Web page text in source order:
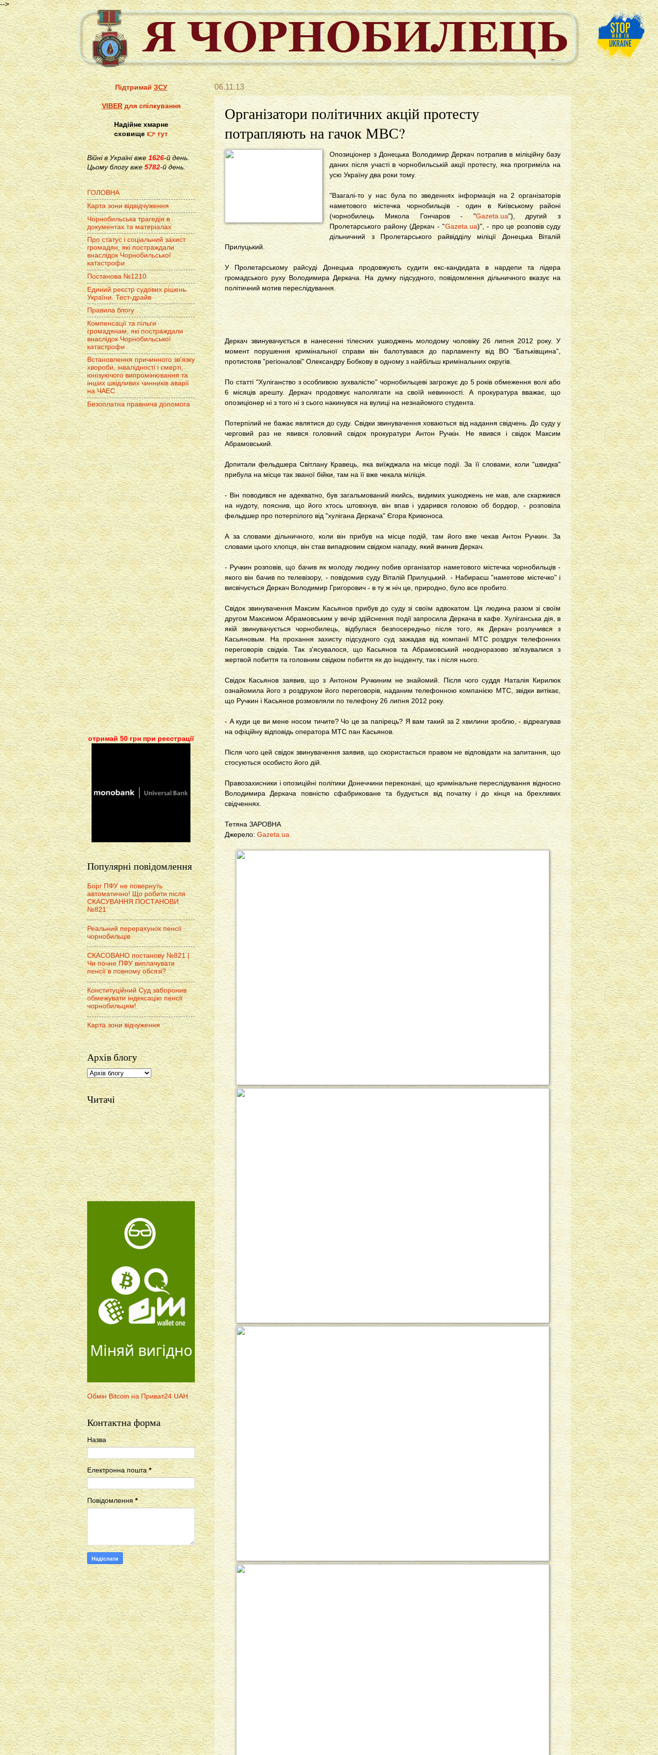
-->
06.11.13
Організатори політичних акцій протесту
потрапляють на гачок МВС?
Опозиціонер з Донецька Володимир Деркач потрапив в міліційну базу
даних після участі в чорнобильській акції протесту, яка прогриміла на
усю Україну два роки тому.
"Взагалі-то у нас була по зведеннях інформація на 2 організаторів
наметового містечка чорнобильців - один в Київському районі
(чорнобилець Микола Гончаров - "Gazeta.ua"), другий з
Пролетарського району (Деркач - "Gazeta.ua)", - про це розповів суду
дільничний з Пролетарського райвідділу міліції Донецька Віталій
Прилуцький.
У Пролетарському райсуді Донецька продовжують судити екс-кандидата в нардепи та лідера
громадського руху Володимира Деркача. На думку підсудного, повідомлення дільничного вказує на
політичний мотив переслідування.
Деркач звинувачується в нанесенні тілесних ушкоджень молодому чоловіку 26 липня 2012 року. У
момент порушення кримінальної справи він балотувався до парламенту від ВО "Батьківщина",
протистояв "регіоналові" Олександру Бобкову в одному з найбільш кримінальних округів.
По статті "Хуліганство з особливою зухвалістю" чорнобильцеві загрожує до 5 років обмеження волі або
6 місяців арешту. Деркач продовжує наполягати на своїй невинності. А прокуратура вважає, що
опозиціонер ні з того ні з сього накинувся на вулиці на незнайомого студента.
Потерпілий не бажає являтися до суду. Свідки звинувачення ховаються від надання свідчень. До суду у
черговий раз не явився головний свідок прокуратури Антон Ручкін. Не явився і свідок Максим
Абрамовський.
Допитали фельдшера Світлану Кравець, яка виїжджала на місце події. За її словами, коли "швидка"
прибула на місце так званої бійки, там на її вже чекала міліція.
- Він поводився не адекватно, був загальмований якийсь, видимих ушкоджень не мав, але скаржився
на нудоту, пояснив, що його хтось штовхнув, він впав і ударився головою об бордюр, - розповіла
фельдшер про потерпілого від "хулігана Деркача" Єгора Кривоноса.
А за словами дільничного, коли він прибув на місце подій, там його вже чекав Антон Ручкин. За
словами цього хлопця, він став випадковим свідком нападу, який вчинив Деркач.
- Ручкин розповів, що бачив як молоду людину побив організатор наметового містечка чорнобильців -
якого він бачив по телевізору, - повідомив суду Віталій Прилуцький. - Набираєш "наметове містечко" і
висвічується Деркач Володимир Григорович - в ту ж ніч це, природно, було все пробито.
Свідок звинувачення Максим Касьянов прибув до суду зі своїм адвокатом. Ця людина разом зі своїм
другом Максимом Абрамовським у вечір здійснення події запросила Деркача в кафе. Хуліганська дія, в
якій звинувачується чорнобилець, відбулася безпосередньо після того, як Деркач розлучився з
Касьяновым. На прохання захисту підсудного суд зажадав від компанії МТС роздрук телефонних
переговорів свідків. Так з'ясувалося, що Касьянов та Абрамовський неодноразово зв'язувалися з
жертвой побиття та головним свідком побиття як до інціденту, так і після нього.
Свідок Касьянов заявив, що з Антоном Ручкиним не знайомий. Після чого суддя Наталія Кирилюк
ознайомила його з роздруком його переговорів, наданим телефонною компанією МТС, звідки витікає,
що Ручкин і Касьянов розмовляли по телефону 26 липня 2012 року.
- А куди це ви мене носом тичите? Чо це за папірець? Я вам такий за 2 хвилини зроблю, - відреагував
на офіційну відповідь оператора МТС пан Касьянов.
Після чого цей свідок звинувачення заявив, що скористається правом не відповідати на запитання, що
стосуються особисто його дій.
Правозахисники і опозиційні політики Донеччини переконані, що кримінальне переслідування відносно
Володимира Деркача повністю сфабриковане та будується від початку і до кінця на брехливих
свідченнях.
Тетяна ЗАРОВНА
Джерело: Gazeta.ua
ПідтримайЗСУ
VIBERдля спілкування
Надійне хмарне
сховище👉 тут
Війні в Україні вже1626-й день.
Цьому блогу вже 5782-й день.
ГОЛОВНА
Карта зони відвідчуження
Чорнобильська трагедія в
документах та матеріалах
Про статус і соціальний захист
громадян, які постраждали
внаслідок Чорнобильської
катастрофи
Постанова №1210
Единий реєстр судових рішень
України. Тест-драйв
Правила блогу
Компенсації та пільги
громадянам, які постраждали
внаслідок Чорнобильської
катастрофи
Встановлення причинного зв'язку
хвороби, інвалідності і смерті,
іонізуючого випромінювання та
інших шкідливих чинників аварії
на ЧАЕС
Безоплатна правнича допомога
отримай 50 грн при реєстрації
Популярні повідомлення
Борг ПФУ не повернуть
автоматично! Що робити після
СКАСУВАННЯ ПОСТАНОВИ
№821
Реальний перерахунок пенсії
чорнобильців
СКАСОВАНО постанову №821 |
Чи почне ПФУ виплачувати
пенсії в повному обсязі?
Конституційний Суд заборонив
обмежувати індексацію пенсії
чорнобильцям!
Карта зони відчуження
Архів блогу
Читачі
Міняй вигідно
Обмін Bitcoin на Приват24 UAH
Контактна форма
Назва
Електронна пошта*
Повідомлення *